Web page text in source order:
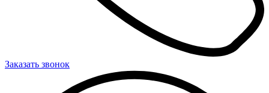
Заказать звонок